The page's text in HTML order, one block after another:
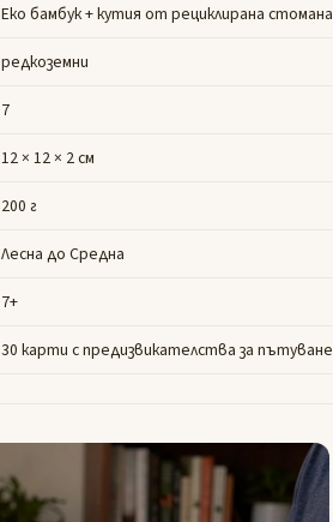
Еко бамбук + кутия от рециклирана стомана
редкоземни
7
12 × 12 × 2 см
200 г
Лесна до Средна
7+
30 карти с предизвикателства за пътуване